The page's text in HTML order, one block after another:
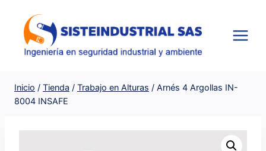
contenido
Inicio / Tienda / Trabajo en Alturas / Arnés 4 Argollas IN-
8004 INSAFE